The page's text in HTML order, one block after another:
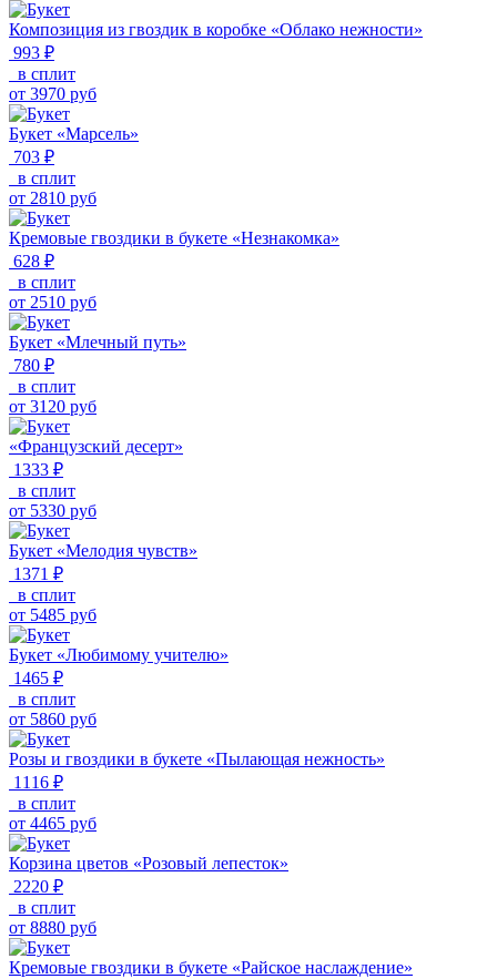
Композиция из гвоздик в коробке «Облако нежности»
993 ₽
в сплит
от 3970 руб
Букет «Марсель»
703 ₽
в сплит
от 2810 руб
Кремовые гвоздики в букете «Незнакомка»
628 ₽
в сплит
от 2510 руб
Букет «Млечный путь»
780 ₽
в сплит
от 3120 руб
«Французский десерт»
1333 ₽
в сплит
от 5330 руб
Букет «Мелодия чувств»
1371 ₽
в сплит
от 5485 руб
Букет «Любимому учителю»
1465 ₽
в сплит
от 5860 руб
Розы и гвоздики в букете «Пылающая нежность»
1116 ₽
в сплит
от 4465 руб
Корзина цветов «Розовый лепесток»
2220 ₽
в сплит
от 8880 руб
Кремовые гвоздики в букете «Райское наслаждение»